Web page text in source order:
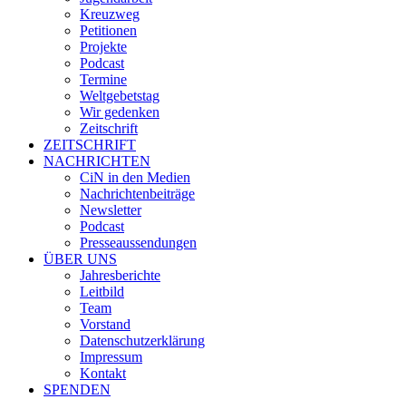
Kreuzweg
Petitionen
Projekte
Podcast
Termine
Weltgebetstag
Wir gedenken
Zeitschrift
ZEITSCHRIFT
NACHRICHTEN
CiN in den Medien
Nachrichtenbeiträge
Newsletter
Podcast
Presseaussendungen
ÜBER UNS
Jahresberichte
Leitbild
Team
Vorstand
Datenschutzerklärung
Impressum
Kontakt
SPENDEN